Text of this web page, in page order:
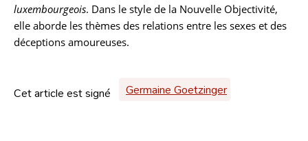
luxembourgeois. Dans le style de la Nouvelle Objectivité,
elle aborde les thèmes des relations entre les sexes et des
déceptions amoureuses.
Cet article est signé Germaine Goetzinger